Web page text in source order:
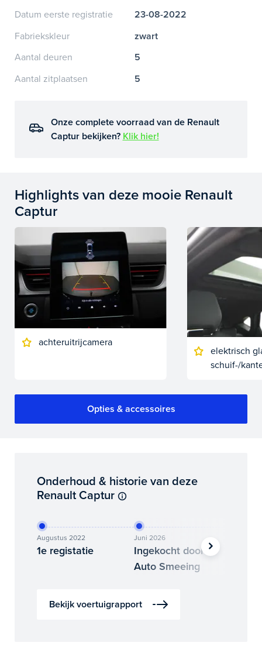
Datum eerste registratie
23-08-2022
Fabriekskleur
zwart
Aantal deuren
5
Aantal zitplaatsen
5
Onze complete voorraad van de Renault
Captur bekijken? Klik hier!
Highlights van deze mooie Renault
Captur
achteruitrijcamera
elektrisch
schuif-/
Opties & accessoires
Onderhoud & historie van deze
Renault Captur
Augustus 2022
1e registatie
Juni 2026
Ingekocht door
Auto Smeeing
Bekijk voertuigrapport